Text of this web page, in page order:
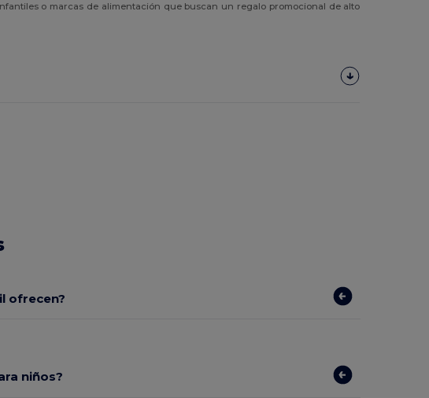
o marcas de alimentación que buscan un regalo promocional de alto
ofrecen?
niños?